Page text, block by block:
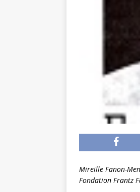
Mireille Fanon-
Fondation Frantz